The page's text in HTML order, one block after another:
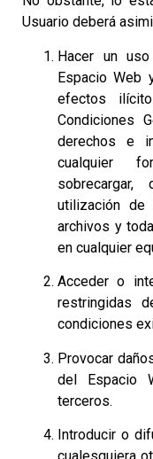
Usuario deberá
Hacer un
Espacio
efectos
Condiciones
derechos e
cualquier
utilización
archivos y
en cualquier
Acceder o
restringidas
condiciones
Provocar
del Espacio
terceros.
Introducir o